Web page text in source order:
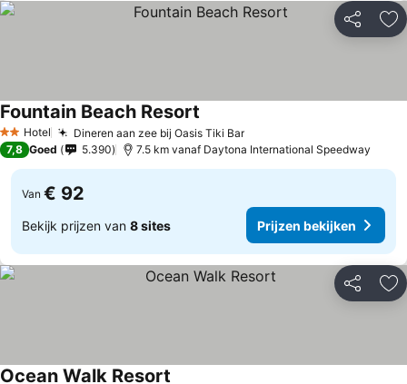
Delen
2 Sterren
Hotel Dineren aan zee bij Oasis Tiki BarPrijzen bekijken
Fountain Beach Resort
7,8 Goed 5.390 7.5 km vanaf Daytona International Speedway
Van € 92
Bekijk prijzen van 8 sites Prijzen bekijken
Delen
Ocean Walk Resort